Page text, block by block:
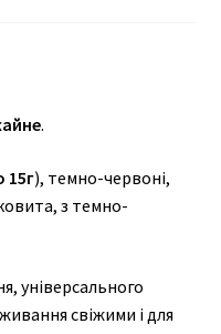
.
15г), темно-червоні,
з темно-
універсального
свіжими і для